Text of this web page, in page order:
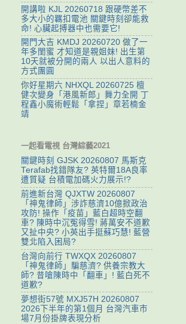
開講啦 KJL 20260718 跟硬幣差不
多大小的羈扣電池 關鍵時刻卻能救
命! 心臟起搏器中也需要它!
開門大吉 KMDJ 20260720 做了一
年多閨蜜 才知道是親姐妹! 出生第
10天就被分開的兩人 以出人意料的
方式團圓
你好星期六 NHXQL 20260725 檀
健次變身「港風新郎」舞力全開 丁
程鑫小魔術輕鬆「拿捏」章若楠金
靖
一起看電視 台灣綜藝2021
關鍵時刻 GJSK 20260807 馬斯克
Terafab找錯隊友? 英特爾18A良率
遭質疑 台積電加碼火力展示!?
前進新台灣 QJXTW 20260807
「神鬼律師」涉詐慈濟10億掀政治
攻防! 操作「疫苗」藍白超時空翻
車? 陳時中沉冤得雪! 蔣萬安不道歉
又扯中央? 小英出手挺蘇巧慧! 藍營
雙北陷入困局?
台灣向前行 TWXQX 20260807
「神鬼律師」騙慈濟? 供養宗教大
師? 昔嗆陳時中「翻車」! 藍白死不
道歉?
夢想街57號 MXJ57H 20260807
2026下半年的第1個月 台灣汽車市
場7月份掛牌表現分析